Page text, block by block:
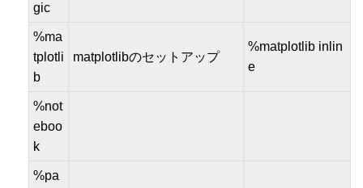
gic
%ma
tplotli
b
matplotlibのセットアップ
%matplotlib inlin
e
%not
eboo
k
%pa